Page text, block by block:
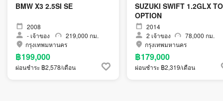
BMW X3 2.5SI SE
2008
- เจ้าของ
219,000 กม.
กรุงเทพมหานคร
฿199,000
ผ่อนชำระ ฿2,578/เดือน
SUZUKI SWIFT 1.2GLX
OPTION
2014
2 เจ้าของ
78,000 กม.
กรุงเทพมหานคร
฿179,000
ผ่อนชำระ ฿2,319/เดือน